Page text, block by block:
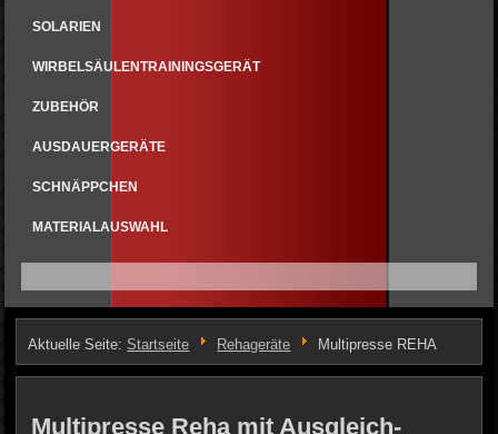
SOLARIEN
WIRBELSÄULENTRAININGSGERÄT
ZUBEHÖR
AUSDAUERGERÄTE
SCHNÄPPCHEN
MATERIALAUSWAHL
Aktuelle Seite:Startseite Rehageräte Multipresse REHA
Multipresse Reha mit Ausgleich-